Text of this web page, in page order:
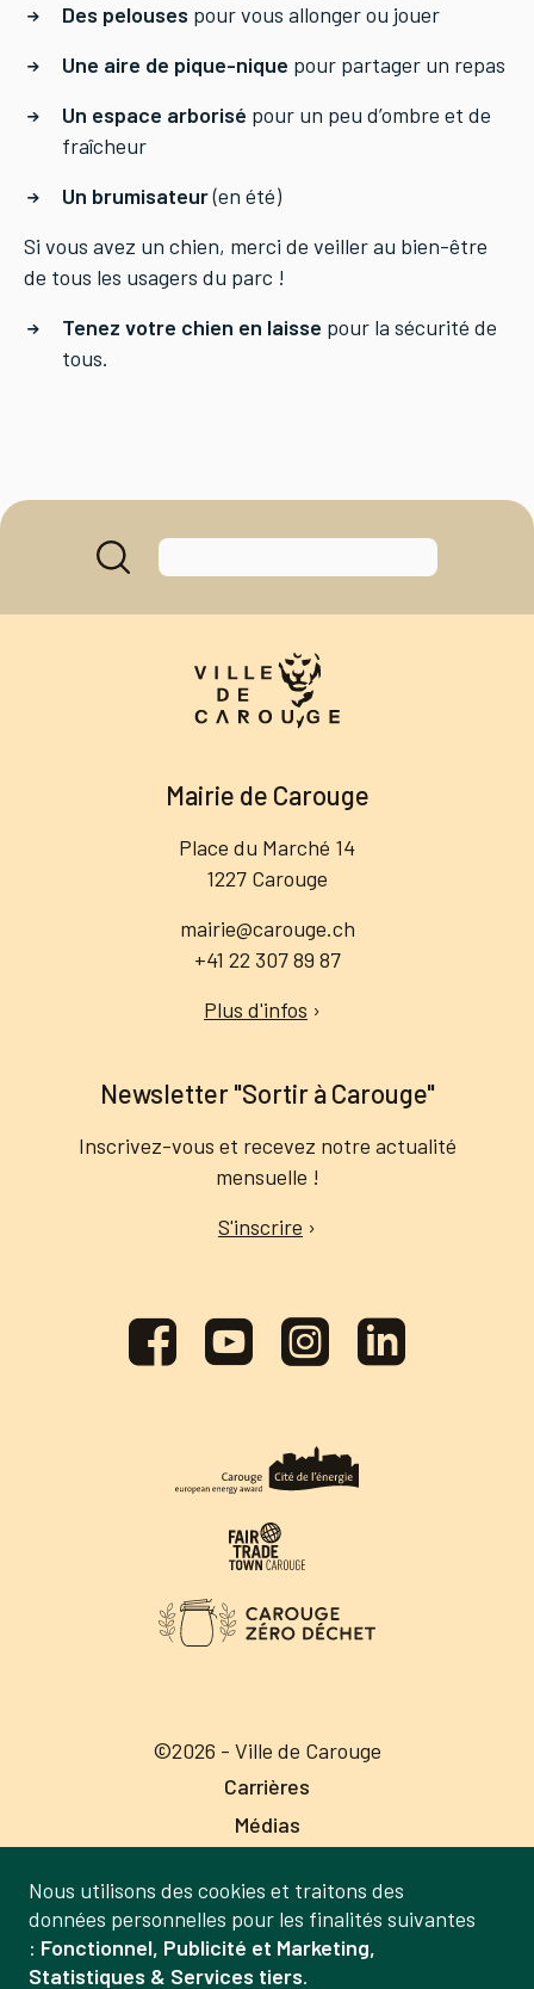
Des pelouses pour vous allonger ou jouer
Une aire de pique-nique pour partager un repas
Un espace arborisé pour un peu d’ombre et de
fraîcheur
Un brumisateur(en été)
Si vous avez un chien, merci de veiller au bien-être
de tous les usagers du parc !
Tenez votre chien en laisse pour la sécurité de
tous.
Mairie de Carouge
Place du Marché 14
1227 Carouge
mairie@carouge.ch
+41 22 307 89 87
Plus d'infos ›
Newsletter "Sortir à Carouge"
Inscrivez-vous et recevez notre actualité
mensuelle !
S'inscrire ›
©2026 - Ville de Carouge
Carrières
Médias
Labels
Mentions légales
Politique de confidentialité
Gestion
des
Nous utilisons des cookies et traitons des
données personnelles pour les finalités suivantes
: Fonctionnel, Publicité et Marketing,
Statistiques & Services tiers.